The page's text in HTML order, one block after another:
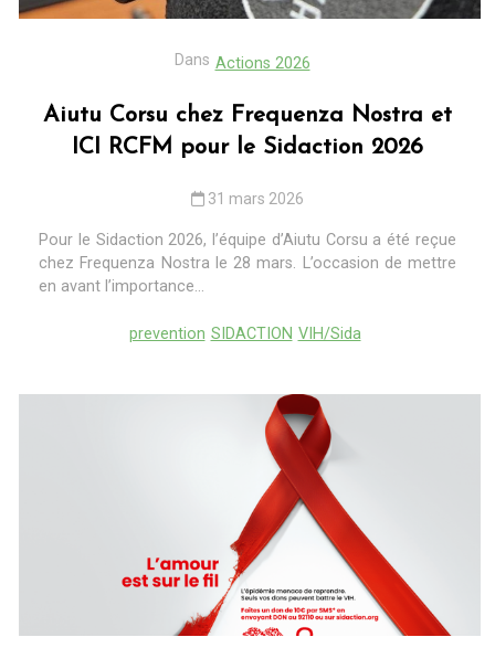
Dans Actions 2026
Aiutu Corsu chez Frequenza Nostra et
ICI RCFM pour le Sidaction 2026
31 mars 2026
Pour le Sidaction 2026, l’équipe d’Aiutu Corsu a été reçue
chez Frequenza Nostra le 28 mars. L’occasion de mettre
en avant l’importance...
prevention SIDACTION VIH/Sida